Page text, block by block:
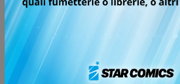
🏆Next Manga Awards, 2020
(U-
📣
Raccomandato da Tsubasa
Period)
Il trentenne Arata Natsume lavora nei
per l’infanzia, ed è un single incallito e